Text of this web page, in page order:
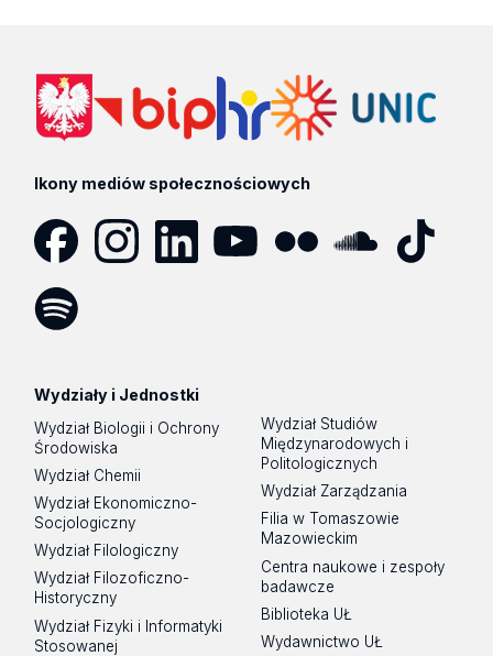
Ikony mediów społecznościowych
Wydziały i Jednostki
Wydział Biologii i Ochrony
Środowiska
Wydział Chemii
Wydział Ekonomiczno-
Socjologiczny
Wydział Filologiczny
Wydział Filozoficzno-
Historyczny
Wydział Fizyki i Informatyki
Stosowanej
Wydział Studiów
Międzynarodowych i
Politologicznych
Wydział Zarządzania
Filia w Tomaszowie
Mazowieckim
Centra naukowe i zespoły
badawcze
Biblioteka UŁ
Wydawnictwo UŁ